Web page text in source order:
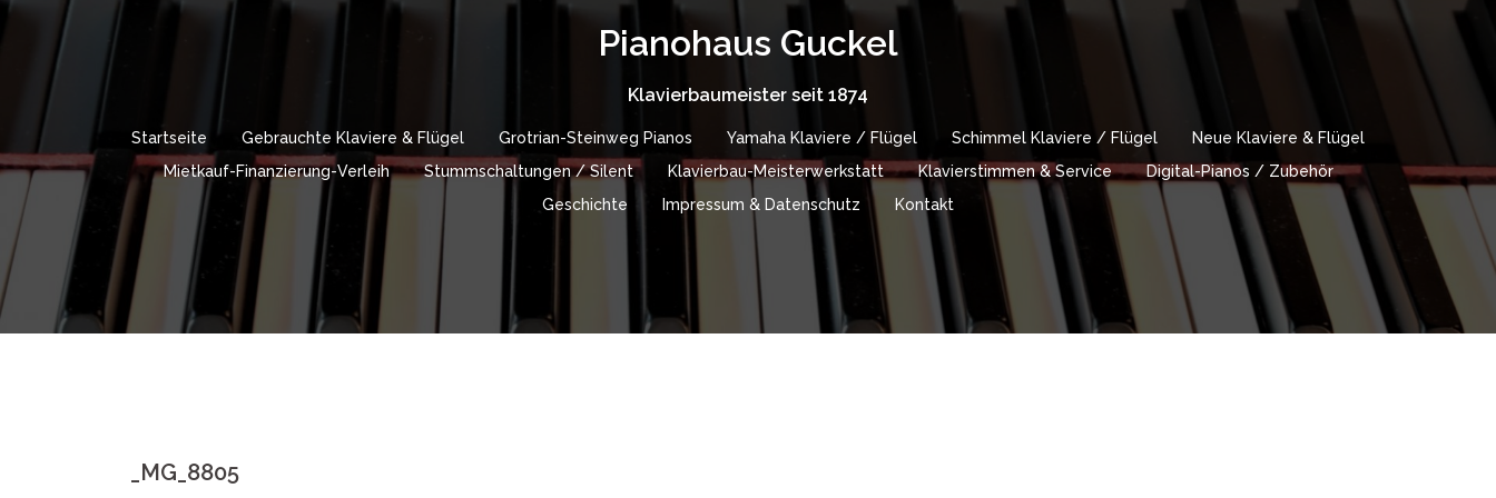
Springe
Pianohaus Guckel
Klavierbaumeister seit 1874
Startseite Gebrauchte Klaviere & Flügel Grotrian-Steinweg Pianos Yamaha Klaviere / Flügel Schimmel Klaviere / Flügel
Neue Klaviere & Flügel
Mietkauf-Finanzierung-Verleih
Stummschaltungen / Silent Klavierbau-Meisterwerkstatt Klavierstimmen & Service
Digital-Pianos / Zubehör
Geschichte
Impressum & Datenschutz Kontakt
_MG_8805